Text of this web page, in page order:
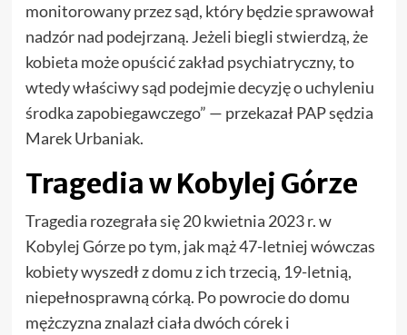
monitorowany przez sąd, który będzie sprawował
nadzór nad podejrzaną. Jeżeli biegli stwierdzą, że
kobieta może opuścić zakład psychiatryczny, to
wtedy właściwy sąd podejmie decyzję o uchyleniu
środka zapobiegawczego” — przekazał PAP sędzia
Marek Urbaniak.
Tragedia w Kobylej Górze
Tragedia rozegrała się 20 kwietnia 2023 r. w
Kobylej Górze po tym, jak mąż 47-letniej wówczas
kobiety wyszedł z domu z ich trzecią, 19-letnią,
niepełnosprawną córką. Po powrocie do domu
mężczyzna znalazł ciała dwóch córek i